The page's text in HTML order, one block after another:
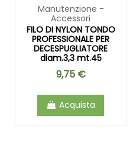
Manutenzione -
Accessori
FILO DI NYLON TONDO
PROFESSIONALE PER
DECESPUGLIATORE
diam.3,3 mt.45
9,75 €
Acquista